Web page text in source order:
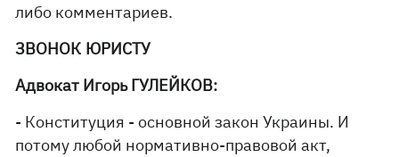
либо комментариев.
ЗВОНОК ЮРИСТУ
Адвокат Игорь ГУЛЕЙКОВ:
- Конституция - основной закон Украины. И
потому любой нормативно-правовой акт,